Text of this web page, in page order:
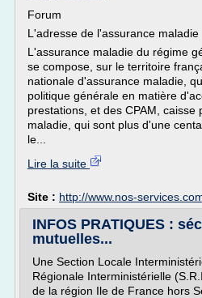
Forum
L'adresse de l'assurance maladie
L'assurance maladie du régime
se compose, sur le territoire
nationale d'assurance maladie,
politique générale en matière
prestations, et des CPAM, caisse
maladie, qui sont plus d'une
le...
Lire la suite
Site : http://www.nos-
INFOS PRATIQUES :
mutuelles...
Une Section Locale
Régionale Interministérielle
de la région Ile de France hors